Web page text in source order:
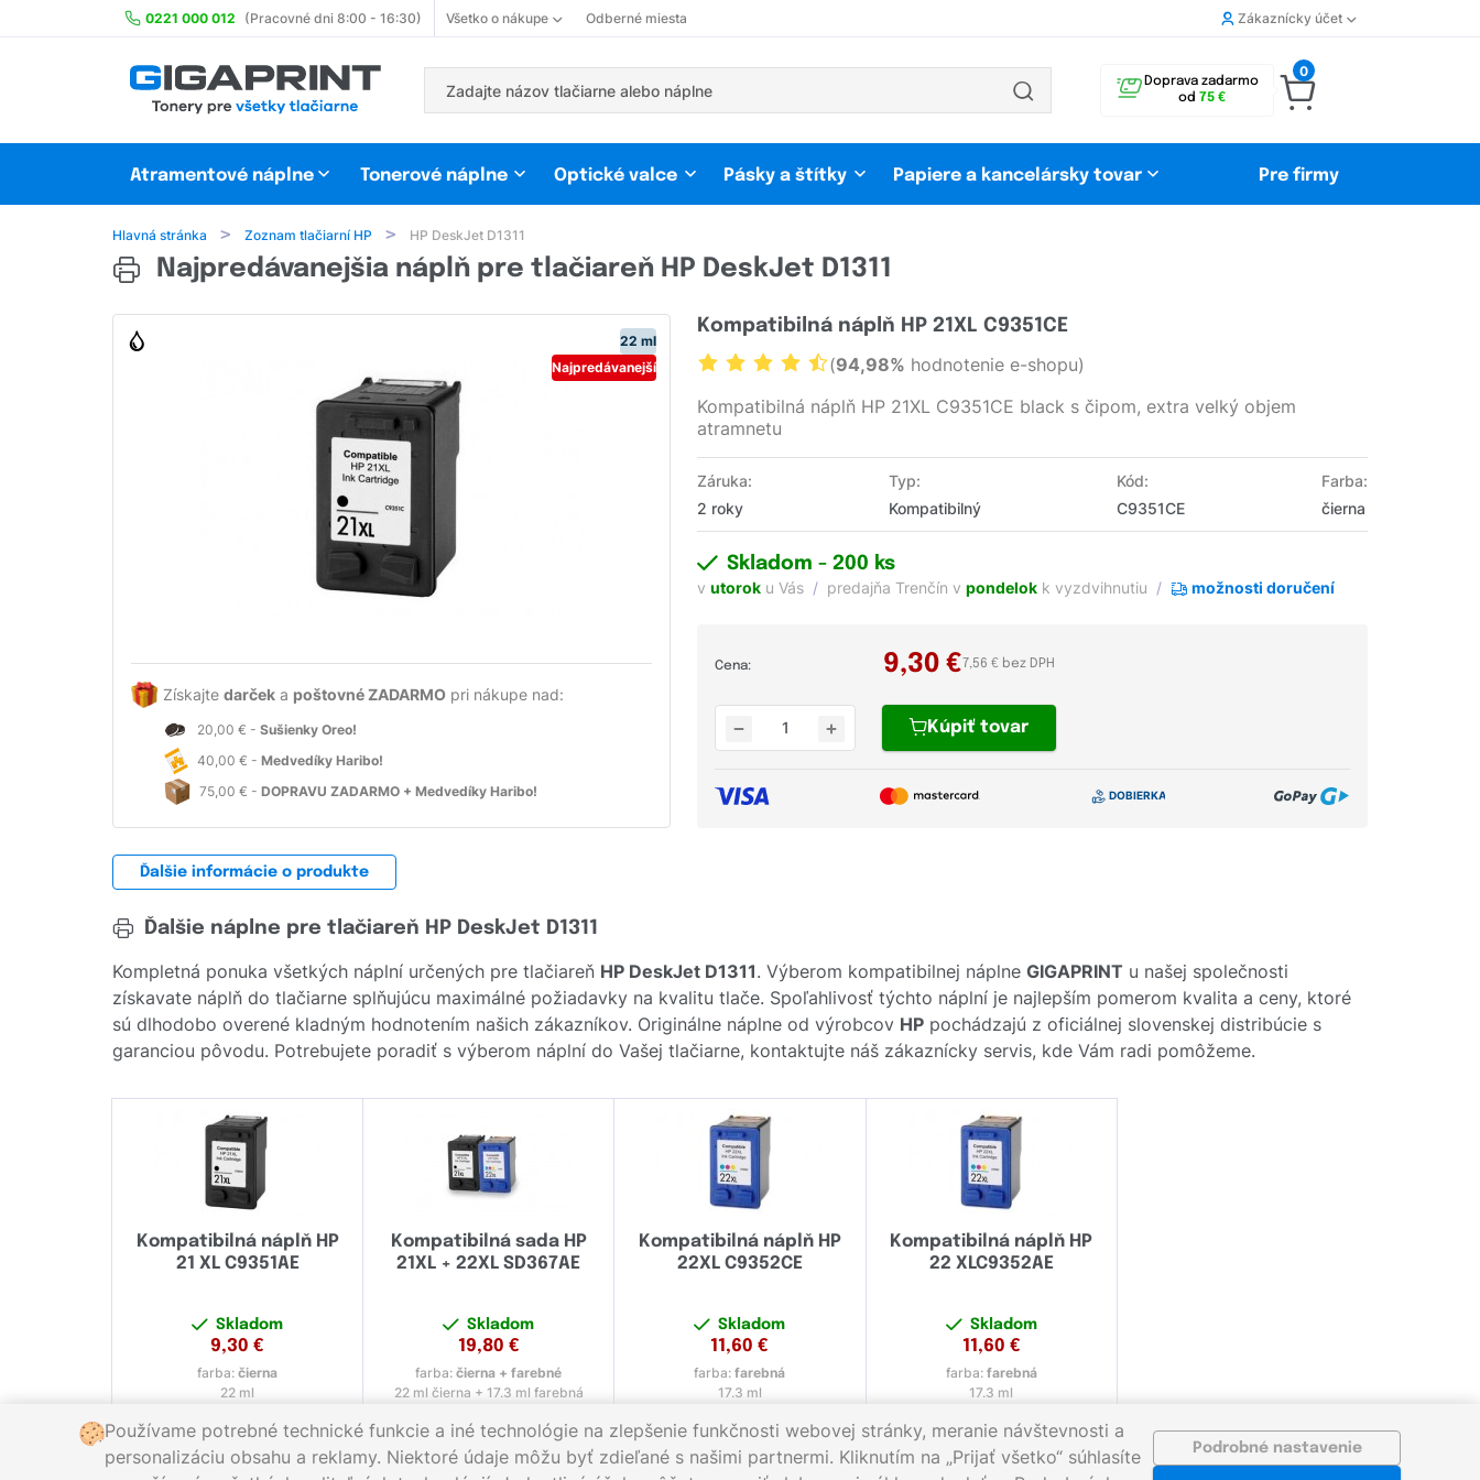
0221 000 012 (Pracovné dni 8:00 - 16:30) Všetko o nákupe Odberné miesta Zákaznícky účet
Doprava zadarmo
od 75 €
0
Atramentové náplne Tonerové náplne Optické valce Pásky a štítky Papiere a kancelársky tovar Pre firmy
Hlavná stránka Zoznam tlačiarní HP HP DeskJet D1311
Najpredávanejšia náplň pre tlačiareň HP DeskJet D1311
22 ml
Najpredávanejší
Získajte darček a poštovné ZADARMO pri nákupe nad:
20,00 € - Sušienky Oreo!
40,00 € - Medvedíky Haribo!
75,00 € - DOPRAVU ZADARMO + Medvedíky Haribo!
Kompatibilná náplň HP 21XL C9351CE
(94,98% hodnotenie e-shopu)
Kompatibilná náplň HP 21XL C9351CE black s čipom, extra velký objem
atramnetu
Záruka:
2 roky
Typ:
Kompatibilný
Kód:
C9351CE
Farba:
čierna
Skladom- 200 ks
vutorok u Vás predajňa Trenčín vpondelok k vyzdvihnutiu možnosti doručení
Cena: 9,30 €7,56 € bez DPH
Kúpiťtovar
Ďalšie informácie o produkte
Ďalšie náplne pre tlačiareň HP DeskJet D1311
Kompletná ponuka všetkých náplní určených pre tlačiareň HP DeskJet D1311. Výberom kompatibilnej náplne GIGAPRINT u našej společnosti
získavate náplň do tlačiarne splňujúcu maximálné požiadavky na kvalitu tlače. Spoľahlivosť týchto náplní je najlepším pomerom kvalita a ceny, ktoré
sú dlhodobo overené kladným hodnotením našich zákazníkov. Originálne náplne od výrobcov HP pochádzajú z oficiálnej slovenskej distribúcie s
garanciou pôvodu. Potrebujete poradiť s výberom náplní do Vašej tlačiarne, kontaktujte náš zákaznícky servis, kde Vám radi pomôžeme.
Kompatibilná náplň HP
21 XL C9351AE
Skladom
9,30 €
farba:čierna
22 ml
Kompatibilná sada HP
21XL + 22XL SD367AE
Skladom
19,80 €
farba:čierna + farebné
22 ml čierna + 17.3 ml farebná
Kompatibilná náplň HP
22XL C9352CE
Skladom
11,60 €
farba:farebná
17.3 ml
Kompatibilná náplň HP
22 XLC9352AE
Skladom
11,60 €
farba: farebná
17.3 ml
Používame potrebné technické funkcie a iné technológie na zlepšenie funkčnosti webovej stránky, meranie návštevnosti a
personalizáciu obsahu a reklamy. Niektoré údaje môžu byť zdieľané s našimi partnermi. Kliknutím na „Prijať všetko“ súhlasíte
Podrobné nastavenie